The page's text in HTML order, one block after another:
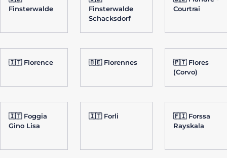
Finsterwalde
Finsterwalde
Schacksdorf
Courtrai
🇮🇹 Florence 🇧🇪 Florennes
🇵🇹 Flores
(Corvo)
🇮🇹 Foggia
Gino Lisa
🇮🇹 Forli
🇫🇮 Forssa
Rayskala